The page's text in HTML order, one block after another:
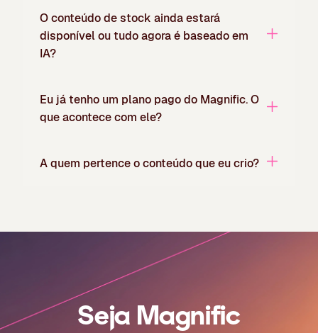
O conteúdo de stock ainda estará
disponível ou tudo agora é baseado em
IA?
Eu já tenho um plano pago do Magnific. O
que acontece com ele?
A quem pertence o conteúdo que eu crio?
Seja Magnific